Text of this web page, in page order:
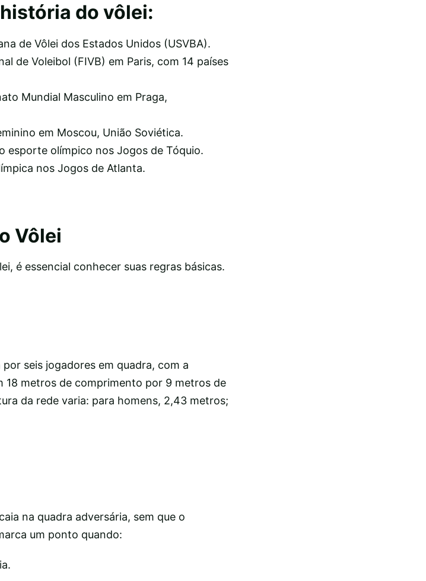
do vôlei:
de Vôlei dos Estados Unidos (USVBA).
de Voleibol (FIVB) em Paris, com 14 países
Mundial Masculino em Praga,
em Moscou, União Soviética.
esporte olímpico nos Jogos de Tóquio.
nos Jogos de Atlanta.
Vôlei
é essencial conhecer suas regras básicas.
seis jogadores em quadra, com a
18 metros de comprimento por 9 metros de
da rede varia: para homens, 2,43 metros;
na quadra adversária, sem que o
um ponto quando: